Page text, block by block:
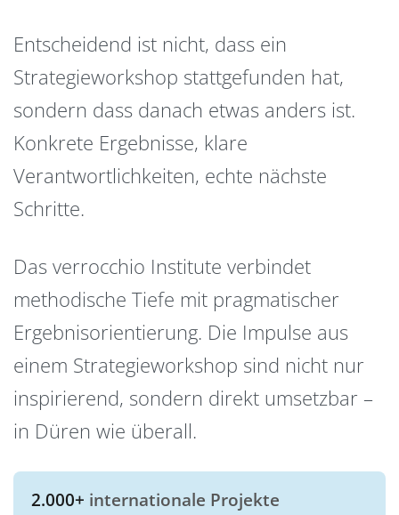
Entscheidend ist nicht, dass ein
Strategieworkshop stattgefunden hat,
sondern dass danach etwas anders ist.
Konkrete Ergebnisse, klare
Verantwortlichkeiten, echte nächste
Schritte.
Das verrocchio Institute verbindet
methodische Tiefe mit pragmatischer
Ergebnisorientierung. Die Impulse aus
einem Strategieworkshop sind nicht nur
inspirierend, sondern direkt umsetzbar –
in Düren wie überall.
2.000+ internationale Projekte